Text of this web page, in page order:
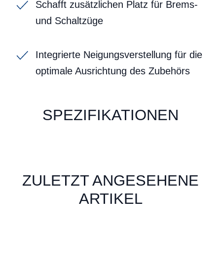
Schafft zusätzlichen Platz für Brems-
und Schaltzüge
Integrierte Neigungsverstellung für die
optimale Ausrichtung des Zubehörs
SPEZIFIKATIONEN
ZULETZT ANGESEHENE
ARTIKEL